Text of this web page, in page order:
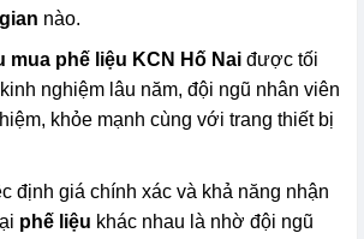
nào.
mua phế liệu KCN Hố Naiđược tối
nghiệm lâu năm, đội ngũ nhân viên
khỏe mạnh cùng với trang thiết bị
định giá chính xác và khả năng nhận
phế liệu khác nhau là nhờ đội ngũ